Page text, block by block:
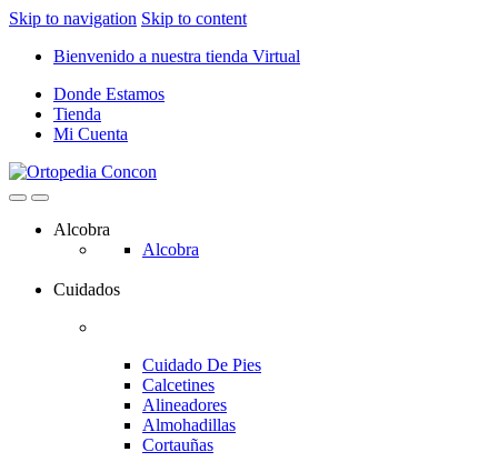
Skip to navigation Skip to content
Bienvenido a nuestra tienda Virtual
Donde Estamos
Tienda
Mi Cuenta
Alcobra
Alcobra
Cuidados
Cuidado De Pies
Calcetines
Alineadores
Almohadillas
Cortauñas